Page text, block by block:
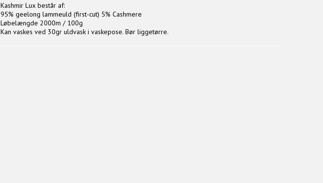
Kashmir Lux består af:
95% geelong lammeuld (first-cut) 5% Cashmere
Løbelængde 2000m / 100g
Kan vaskes ved 30gr uldvask i vaskepose. Bør liggetørre.